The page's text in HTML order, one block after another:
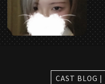
CAST BLOG |